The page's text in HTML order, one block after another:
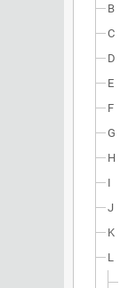
B
C
D
E
F
G
H
I
J
K
L